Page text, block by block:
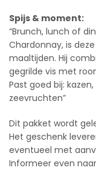
Spijs & moment:
“Brunch, lunch of
Chardonnay, is
maaltijden. Hij
gegrilde vis met
Past goed bij:
zeevruchten”
Dit pakket wordt
Het geschenk
eventueel met
Informeer even